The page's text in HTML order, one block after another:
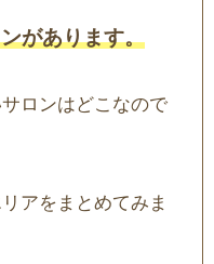
があります。
ロンはどこなので
アをまとめてみま